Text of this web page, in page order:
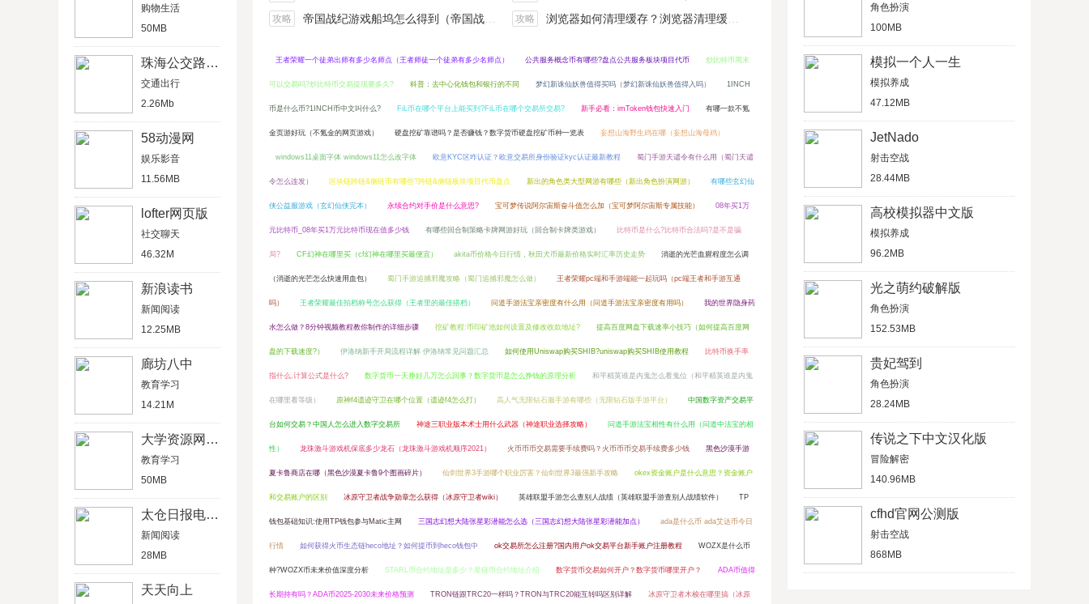
购物生活
50MB
珠海公交路线查询
交通出行
2.26Mb
58动漫网
娱乐影音
11.56MB
lofter网页版
社交聊天
46.32M
新浪读书
新闻阅读
12.25MB
廊坊八中
教育学习
14.21M
大学资源网-在线教育
教育学习
50MB
太仓日报电子版
新闻阅读
28MB
天天向上
攻略 帝国战纪游戏船坞怎么得到（帝国战纪战役攻略） 攻略 浏览器如何清理缓存？浏览器清理缓存快捷键
王者荣耀一个徒弟出师有多少名师点（王者师徒一个徒弟有多少名师点） 公共服务概念币有哪些?盘点公共服务板块项目代币 炒比特币周末
可以交易吗?炒比特币交易提现要多久? 科普：去中心化钱包和银行的不同 梦幻新诛仙妖兽值得买吗（梦幻新诛仙妖兽值得入吗） 1INCH
币是什么币?1INCH币中文叫什么? FiL币在哪个平台上能买到?FiL币在哪个交易所交易? 新手必看：imToken钱包快速入门 有哪一款不氪
金页游好玩（不氪金的网页游戏） 硬盘挖矿靠谱吗？是否赚钱？数字货币硬盘挖矿币种一览表 妄想山海野生鸡在哪（妄想山海母鸡）
windows11桌面字体 windows11怎么改字体 欧意KYC区咋认证？欧意交易所身份验证kyc认证最新教程 蜀门手游天谴令有什么用（蜀门天谴
令怎么连发） 区块链跨链&侧链币有哪些?跨链&侧链板块项目代币盘点 新出的角色类大型网游有哪些（新出角色扮演网游） 有哪些玄幻仙
侠公益服游戏（玄幻仙侠完本） 永续合约对手价是什么意思? 宝可梦传说阿尔宙斯奋斗值怎么加（宝可梦阿尔宙斯专属技能） 08年买1万
元比特币_08年买1万元比特币现在值多少钱 有哪些回合制策略卡牌网游好玩（回合制卡牌类游戏） 比特币是什么?比特币合法吗?是不是骗
局? CF幻神在哪里买（cf幻神在哪里买最便宜） akita币价格今日行情，秋田犬币最新价格实时汇率历史走势 消逝的光芒血腥程度怎么调
（消逝的光芒怎么快速用血包） 蜀门手游追捕邪魔攻略（蜀门追捕邪魔怎么做） 王者荣耀pc端和手游端能一起玩吗（pc端王者和手游互通
吗） 王者荣耀最佳拍档称号怎么获得（王者里的最佳搭档） 问道手游法宝亲密度有什么用（问道手游法宝亲密度有用吗） 我的世界隐身药
水怎么做？8分钟视频教程教你制作的详细步骤 挖矿教程:币印矿池如何设置及修改收款地址? 提高百度网盘下载速率小技巧（如何提高百度网
盘的下载速度?） 伊洛纳新手开局流程详解 伊洛纳常见问题汇总 如何使用Uniswap购买SHIB?uniswap购买SHIB使用教程 比特币换手率
指什么,计算公式是什么? 数字货币一天挣好几万怎么回事？数字货币是怎么挣钱的原理分析 和平精英谁是内鬼怎么看鬼位（和平精英谁是内鬼
在哪里看等级） 原神f4遗迹守卫在哪个位置（遗迹f4怎么打） 高人气无限钻石服手游有哪些（无限钻石版手游平台） 中国数字资产交易平
台如何交易？中国人怎么进入数字交易所 神途三职业版本术士用什么武器（神途职业选择攻略） 问道手游法宝相性有什么用（问道中法宝的相
性） 龙珠激斗游戏机保底多少龙石（龙珠激斗游戏机顺序2021） 火币币币交易需要手续费吗？火币币币交易手续费多少钱 黑色沙漠手游
夏卡鲁商店在哪（黑色沙漠夏卡鲁9个图画碎片） 仙剑世界3手游哪个职业厉害？仙剑世界3最强新手攻略 okex资金账户是什么意思？资金账户
和交易账户的区别 冰原守卫者战争勋章怎么获得（冰原守卫者wiki） 英雄联盟手游怎么查别人战绩（英雄联盟手游查别人战绩软件） TP
钱包基础知识:使用TP钱包参与Matic主网 三国志幻想大陆张星彩潜能怎么选（三国志幻想大陆张星彩潜能加点） ada是什么币 ada艾达币今日
行情 如何获得火币生态链heco地址？如何提币到heco钱包中 ok交易所怎么注册?国内用户ok交易平台新手账户注册教程 WOZX是什么币
种?WOZX币未来价值深度分析 STARL币合约地址是多少？星链币合约地址介绍 数字货币交易如何开户？数字货币哪里开户？ ADA币值得
长期持有吗？ADA币2025-2030未来价格预测 TRON链跟TRC20一样吗？TRON与TRC20能互转吗区别详解 冰原守卫者木梭在哪里搞（冰原
角色扮演
100MB
模拟一个人一生
模拟养成
47.12MB
JetNado
射击空战
28.44MB
高校模拟器中文版
模拟养成
96.2MB
光之萌约破解版
角色扮演
152.53MB
贵妃驾到
角色扮演
28.24MB
传说之下中文汉化版
冒险解密
140.96MB
cfhd官网公测版
射击空战
868MB